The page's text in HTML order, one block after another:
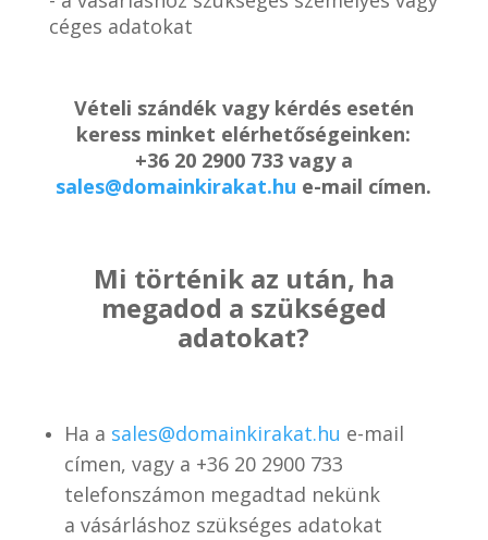
céges adatokat
Vételi szándék vagy kérdés esetén
keress minket elérhetőségeinken:
+36 20 2900 733 vagy a
sales@domainkirakat.hu e-mail címen.
Mi történik az után, ha
megadod a szükséged
adatokat?
Ha a sales@domainkirakat.hu e-mail
címen, vagy a +36 20 2900 733
telefonszámon megadtad nekünk
a vásárláshoz szükséges adatokat